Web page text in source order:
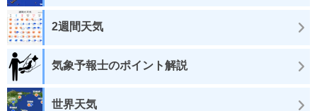
2週間天気
気象予報士のポイント解説
世界天気